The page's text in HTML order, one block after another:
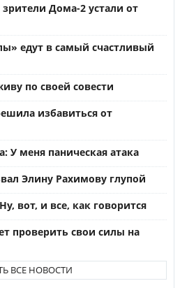
Дома-2 устали от
едут в самый счастливый
по своей совести
избавиться от
У меня паническая атака
Элину Рахимову глупой
вот, и все, как говорится
проверить свои силы на
ВСЕ НОВОСТИ